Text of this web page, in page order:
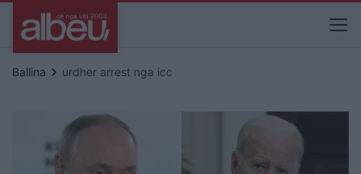
Ballina keyboard_arrow_right urdher arrest nga icc